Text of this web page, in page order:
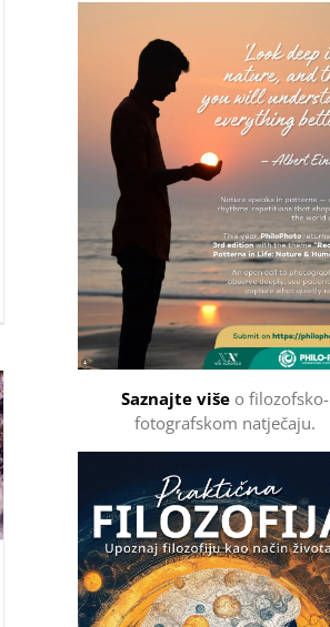
Saznajte višeo filozofsko-
fotografskom natječaju.